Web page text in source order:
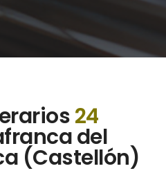
24
del
(Castellón)